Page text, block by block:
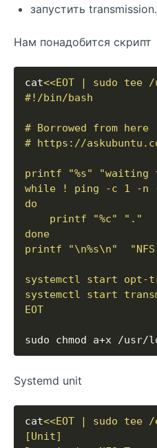
запустить transmission.
Нам понадобится скрипт
cat
EOT
Systemd unit
cat